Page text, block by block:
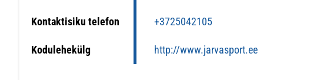
Kontaktisiku telefon +3725042105
Kodulehekülg http://www.jarvasport.ee